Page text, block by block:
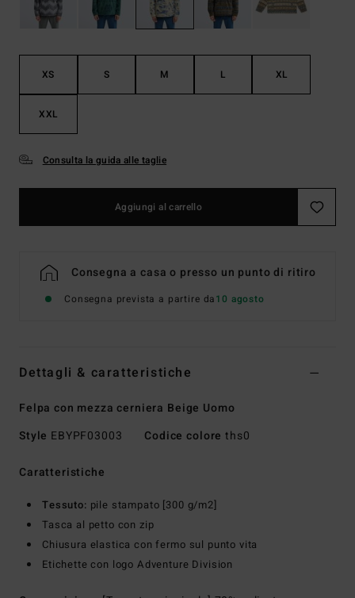
XS S M L XL
XXL
Consulta la guida alle taglie
Aggiungi al carrello
Consegna a casa o presso un punto di ritiro
Consegna prevista a partire da10 agosto
Dettagli & caratteristiche
Felpa con mezza cerniera Beige Uomo
Style EBYPF03003 Codice colore ths0
Caratteristiche
Tessuto: pile stampato [300 g/m2]
Tasca al petto con zip
Chiusura elastica con fermo sul punto vita
Etichette con logo Adventure Division